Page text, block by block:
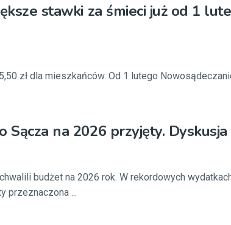
stawki za śmieci już od 1
zł dla mieszkańców. Od 1 lutego
Sącza na 2026 przyjęty. Dyskusja
budżet na 2026 rok. W rekordowych
przeznaczona ...